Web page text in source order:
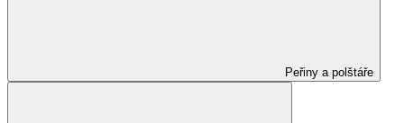
Peřiny a polštáře